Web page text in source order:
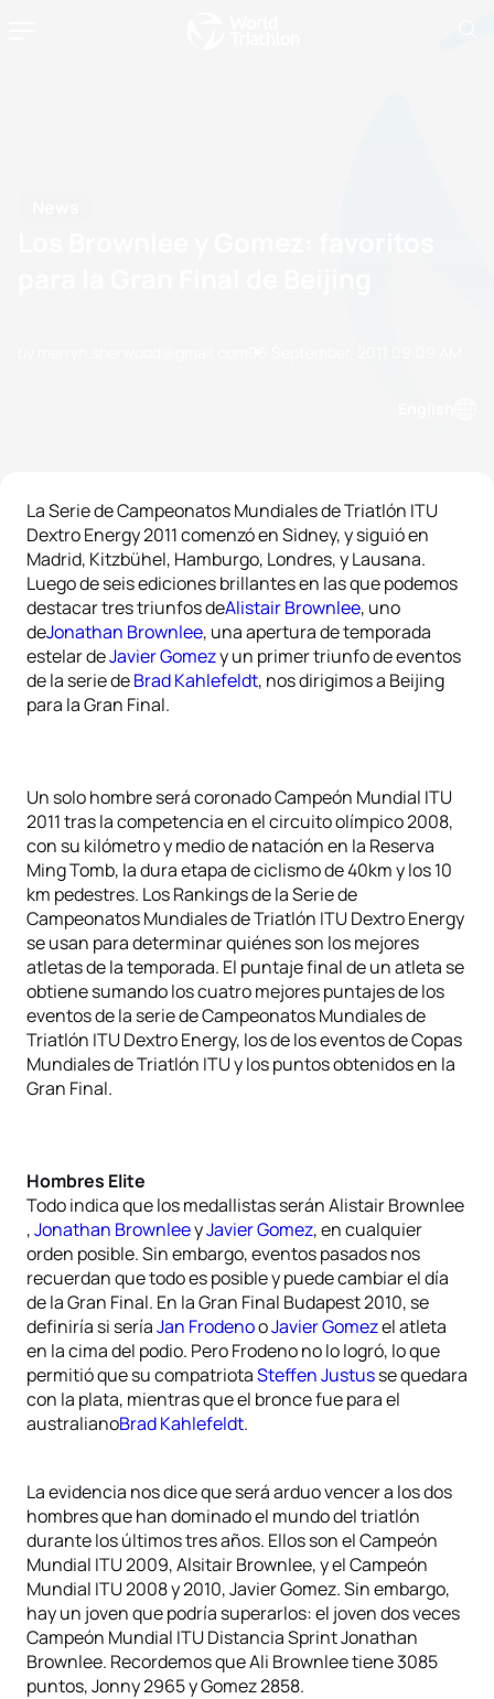
La Serie de Campeonatos Mundiales de Triatlón ITU
Dextro Energy 2011 comenzó en Sidney, y siguió en
Madrid, Kitzbühel, Hamburgo, Londres, y Lausana.
Luego de seis ediciones brillantes en las que podemos
destacar tres triunfos deAlistair Brownlee, uno
deJonathan Brownlee, una apertura de temporada
estelar deJavier Gomezy un primer triunfo de eventos
de la serie deBrad Kahlefeldt, nos dirigimos a Beijing
para la Gran Final.
Un solo hombre será coronado Campeón Mundial ITU
2011 tras la competencia en el circuito olímpico 2008,
con su kilómetro y medio de natación en la Reserva
Ming Tomb, la dura etapa de ciclismo de 40km y los 10
km pedestres. Los Rankings de la Serie de
Campeonatos Mundiales de Triatlón ITU Dextro Energy
se usan para determinar quiénes son los mejores
atletas de la temporada. El puntaje final de un atleta se
obtiene sumando los cuatro mejores puntajes de los
eventos de la serie de Campeonatos Mundiales de
Triatlón ITU Dextro Energy, los de los eventos de Copas
Mundiales de Triatlón ITU y los puntos obtenidos en la
Gran Final.
Hombres Elite
Todo indica que los medallistas serán Alistair Brownlee
,Jonathan BrownleeyJavier Gomez, en cualquier
orden posible. Sin embargo, eventos pasados nos
recuerdan que todo es posible y puede cambiar el día
de la Gran Final. En la Gran Final Budapest 2010, se
definiría si seríaJan FrodenooJavier Gomezel atleta
en la cima del podio. Pero Frodeno no lo logró, lo que
permitió que su compatriotaSteffen Justusse quedara
con la plata, mientras que el bronce fue para el
australianoBrad Kahlefeldt.
La evidencia nos dice que será arduo vencer a los dos
hombres que han dominado el mundo del triatlón
durante los últimos tres años. Ellos son el Campeón
Mundial ITU 2009, Alsitair Brownlee, y el Campeón
Mundial ITU 2008 y 2010, Javier Gomez. Sin embargo,
hay un joven que podría superarlos: el joven dos veces
Campeón Mundial ITU Distancia Sprint Jonathan
Brownlee. Recordemos que Ali Brownlee tiene 3085
puntos, Jonny 2965 y Gomez 2858.